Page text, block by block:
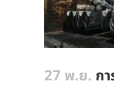
27 พ.ย. ก